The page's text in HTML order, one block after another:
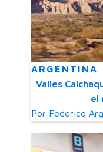
ARGENTINA
Valles
el
Por Federico